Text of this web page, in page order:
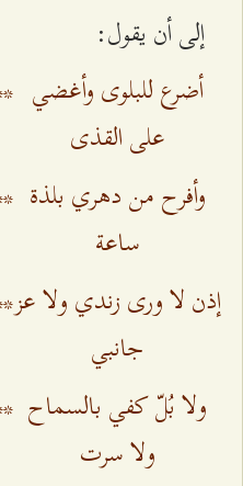
إلى أن يقول:
أضرع للبلوى وأغضي
على القذى
وأفرح من دهري بلذة
ساعة
إذن لا ورى زندي ولا عز
جانبي
ولا بُلّ كفي بالسماح
ولا سرت